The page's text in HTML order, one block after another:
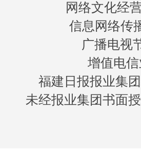
网络文化经
信息网络传
广播电视
增值电
福建日报报业集
未经报业集团书面